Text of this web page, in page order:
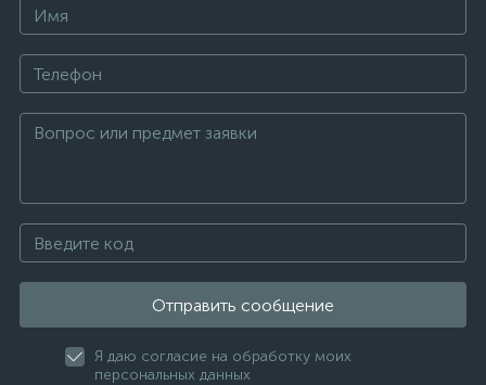
Отправить сообщение
Я даю согласие на обработку моих
персональных данных